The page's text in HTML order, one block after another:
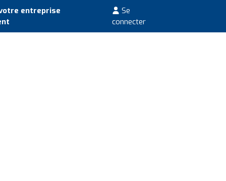
entreprise
Se
connecter